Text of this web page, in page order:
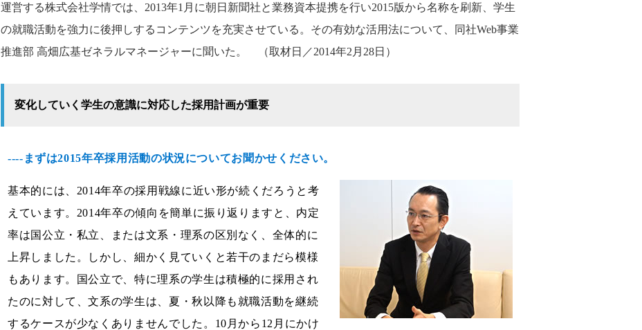
運営する株式会社学情では、2013年1月に朝日新聞社と業務資本提携を行い2015版から名称を刷新、学生
の就職活動を強力に後押しするコンテンツを充実させている。その有効な活用法について、同社Web事業
推進部 高畑広基ゼネラルマネージャーに聞いた。 （取材日／2014年2月28日）
変化していく学生の意識に対応した採用計画が重要
----まずは2015年卒採用活動の状況についてお聞かせください。
基本的には、2014年卒の採用戦線に近い形が続くだろうと考
えています。2014年卒の傾向を簡単に振り返りますと、内定
率は国公立・私立、または文系・理系の区別なく、全体的に
上昇しました。しかし、細かく見ていくと若干のまだら模様
もあります。国公立で、特に理系の学生は積極的に採用され
たのに対して、文系の学生は、夏・秋以降も就職活動を継続
するケースが少なくありませんでした。10月から12月にかけ